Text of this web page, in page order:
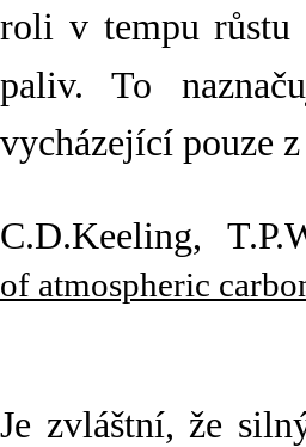
roli v tempu růstu
paliv. To
vycházející pouze
C.D.Keeling,
of atmospheric
Je zvláštní, že